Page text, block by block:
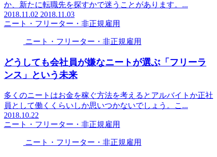
か、新たに転職先を探すかで迷うことがあります。...
2018.11.02 2018.11.03
ニート・フリーター・非正規雇用
ニート・フリーター・非正規雇用
どうしても会社員が嫌なニートが選ぶ「フリーラ
ンス」という未来
多くのニートはお金を稼ぐ方法を考えるとアルバイトか正社
員として働くくらいしか思いつかないでしょう。こ...
2018.10.22
ニート・フリーター・非正規雇用
ニート・フリーター・非正規雇用